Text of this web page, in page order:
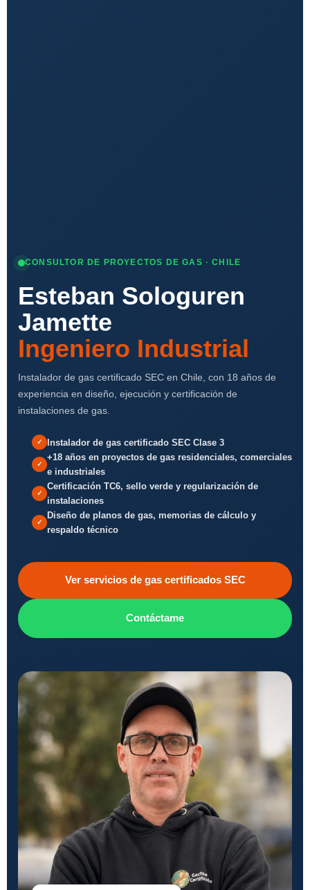
CONSULTOR DE PROYECTOS DE GAS · CHILE
Esteban Sologuren
Jamette
Ingeniero Industrial
Instalador de gas certificado SEC en Chile, con 18 años de
experiencia en diseño, ejecución y certificación de
instalaciones de gas.
Instalador de gas certificado SEC Clase 3
+18 años en proyectos de gas residenciales, comerciales
e industriales
Certificación TC6, sello verde y regularización de
instalaciones
Diseño de planos de gas, memorias de cálculo y
respaldo técnico
Ver servicios de gas certificados SEC
Contáctame